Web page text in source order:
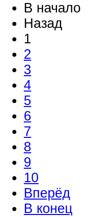
В начало
Назад
1
2
3
4
5
6
7
8
9
10
Вперёд
В конец